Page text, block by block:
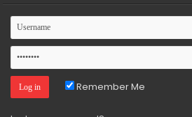
Remember Me